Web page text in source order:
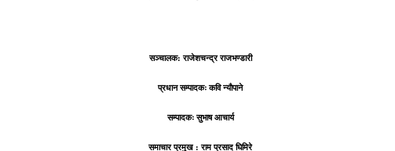
सञ्चालक: राजेशचन्द्र राजभण्डारी
प्रधान सम्पादकः कवि न्याैपाने
सम्पादकः सुभाष आचार्य
समाचार प्रमुख : राम प्रसाद घिमिरे